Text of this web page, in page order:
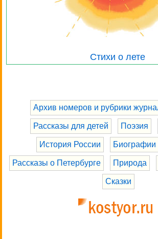
Стихи о лете
Архив номеров и рубрики
Рассказы для детей Поэзия
История России Биографии
Рассказы о Петербурге Природа
Сказки